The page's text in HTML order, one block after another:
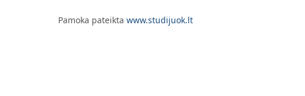
Pamoka pateikta www.studijuok.lt